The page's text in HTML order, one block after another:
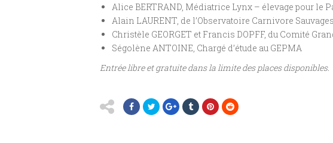
Alice BERTRAND, Médiatrice Lynx – élevage pour le
Alain LAURENT, de l’Observatoire Carnivore Sauvages
Christèle GEORGET et Francis DOPFF, du Comité
Ségolène ANTOINE, Chargé d’étude au GEPMA
Entrée libre et gratuite dans la limite des places disponibles.